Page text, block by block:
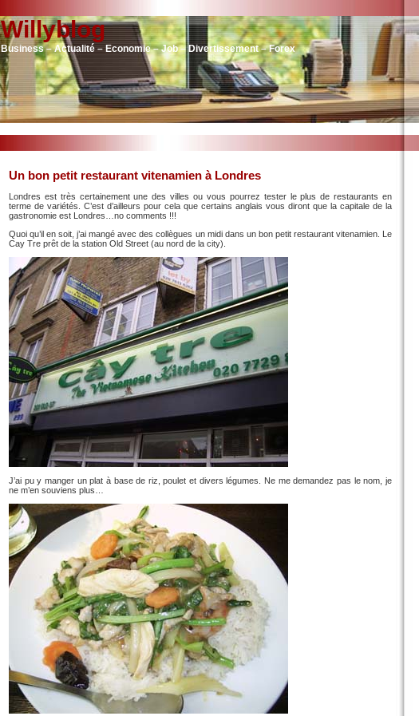
Willyblog
Business – Actualité – Economie – Job – Divertissement – Forex
Un bon petit restaurant vitenamien à Londres
Londres est très certainement une des villes ou vous pourrez tester le plus de restaurants en
terme de variétés. C’est d’ailleurs pour cela que certains anglais vous diront que la capitale de la
gastronomie est Londres…no comments !!!
Quoi qu’il en soit, j’ai mangé avec des collègues un midi dans un bon petit restaurant vitenamien. Le
Cay Tre prêt de la station Old Street (au nord de la city).
J’ai pu y manger un plat à base de riz, poulet et divers légumes. Ne me demandez pas le nom, je
ne m’en souviens plus…